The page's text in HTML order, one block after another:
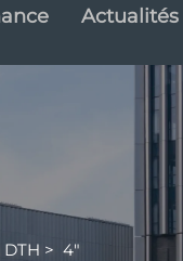
Actualités
> 4"